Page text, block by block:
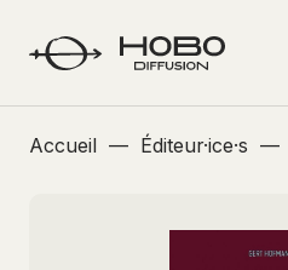
Accueil — Éditeur·ice·s —